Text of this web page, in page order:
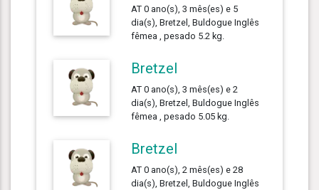
AT 0 ano(s), 3 mês(es) e 5
dia(s), Bretzel, Buldogue Inglês
fêmea , pesado 5.2 kg.
Bretzel
AT 0 ano(s), 3 mês(es) e 2
dia(s), Bretzel, Buldogue Inglês
fêmea , pesado 5.05 kg.
Bretzel
AT 0 ano(s), 2 mês(es) e 28
dia(s), Bretzel, Buldogue Inglês